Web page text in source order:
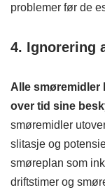
problemer før de
4. Ignorering
Alle smøremidler
over tid sine
smøremidler
slitasje og
smøreplan som
driftstimer og